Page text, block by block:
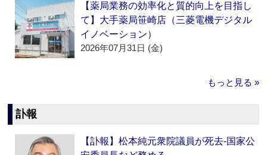
【薬局業務の効率化と質的向上を目指し
て】大手薬局笹崎店（三菱電機デジタル
イノベーション）
2026年07月31日 (金)
もっと見る »
訃報
【訃報】松本純元衆院議員が死去‐国家公